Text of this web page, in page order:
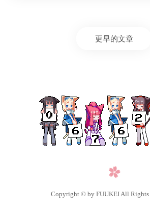
更早的文章
Copyright © by FUUKEI All Rights